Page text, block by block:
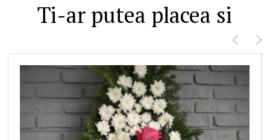
Ti-ar putea placea si